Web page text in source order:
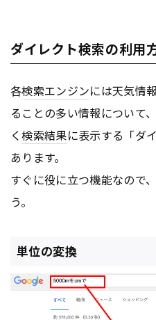
ダイレクト検索の利用
各検索エンジンには天気情
ることの多い情報について
く検索結果に表示する「ダ
あります。
すぐに役に立つ機能なので
う。
単位の変換